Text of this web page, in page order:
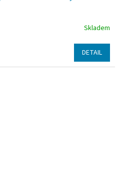
Skladem
DETAIL